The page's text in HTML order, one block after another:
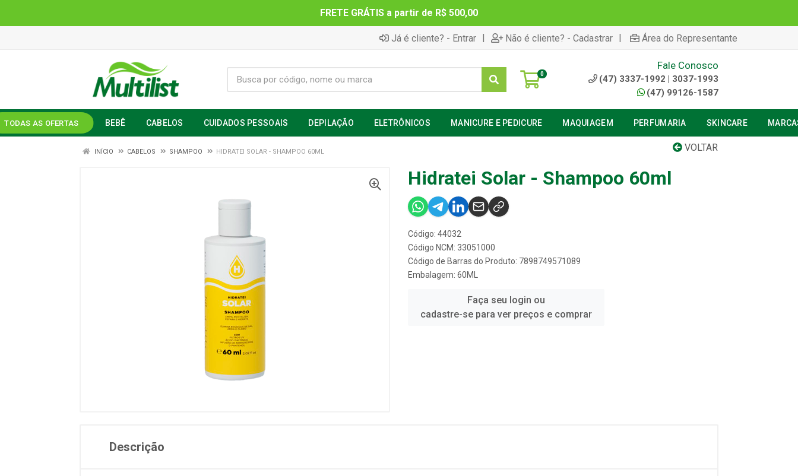
FRETE GRÁTIS a partir de R$ 500,00
Já é cliente? - Entrar | Não é cliente? - Cadastrar | Área do Representante
0
Fale Conosco
(47) 3337-1992 | 3037-1993
(47) 99126-1587
TODAS AS OFERTAS BEBÊ CABELOS CUIDADOS PESSOAIS DEPILAÇÃO ELETRÔNICOS MANICURE E PEDICURE MAQUIAGEM PERFUMARIA SKINCARE
VOLTAR
INÍCIO CABELOS SHAMPOO HIDRATEI SOLAR - SHAMPOO 60ML
Hidratei Solar - Shampoo 60ml
Código: 44032
Código NCM: 33051000
Código de Barras do Produto: 7898749571089
Embalagem: 60ML
Faça seu login ou
cadastre-se para ver preços e comprar
Descrição